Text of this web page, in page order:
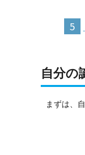
5
自分の
まずは、